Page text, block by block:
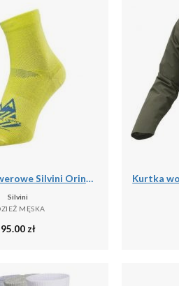
Skarpetki rowerowe Silvini Orino UA1809
Silvini
MĘSKA
95.00 zł